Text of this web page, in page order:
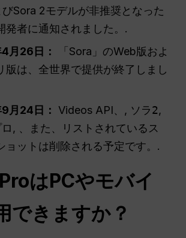
Sora 2モデルが非推奨となった
発者に通知されました。.
月26日：
「Sora」のWeb版およ
版は、全世界で提供が終了しまし
月24日： Videos API、, ソラ2,
, 、また、リストされているス
ョットは削除される予定です。.
はPCやモバイ
できますか？